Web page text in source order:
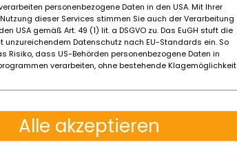
Erstzulassung Jahr
1998
personenbezogene Daten in den USA. Mit Ihrer
dieser Services stimmen Sie auch der Verarbeitung
USA gemäß Art. 49 (1) lit. a DSGVO zu. Das EuGH stuft die
unzureichendem Datenschutz nach EU-Standards ein. So
Risiko, dass US-Behörden personenbezogene Daten in
verarbeiten, ohne bestehende Klagemöglichkeit
Alle akzeptieren